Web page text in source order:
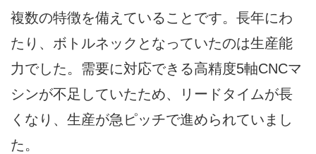
複数の特徴を備えていることです。長年にわ
たり、ボトルネックとなっていたのは生産能
力でした。需要に対応できる高精度5軸CNCマ
シンが不足していたため、リードタイムが長
くなり、生産が急ピッチで進められていまし
た。